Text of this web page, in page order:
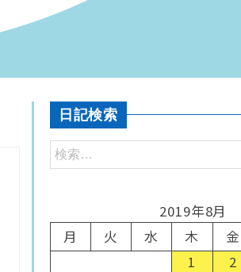
日記検索
2019年8月
月
火 水 木 金
1
2